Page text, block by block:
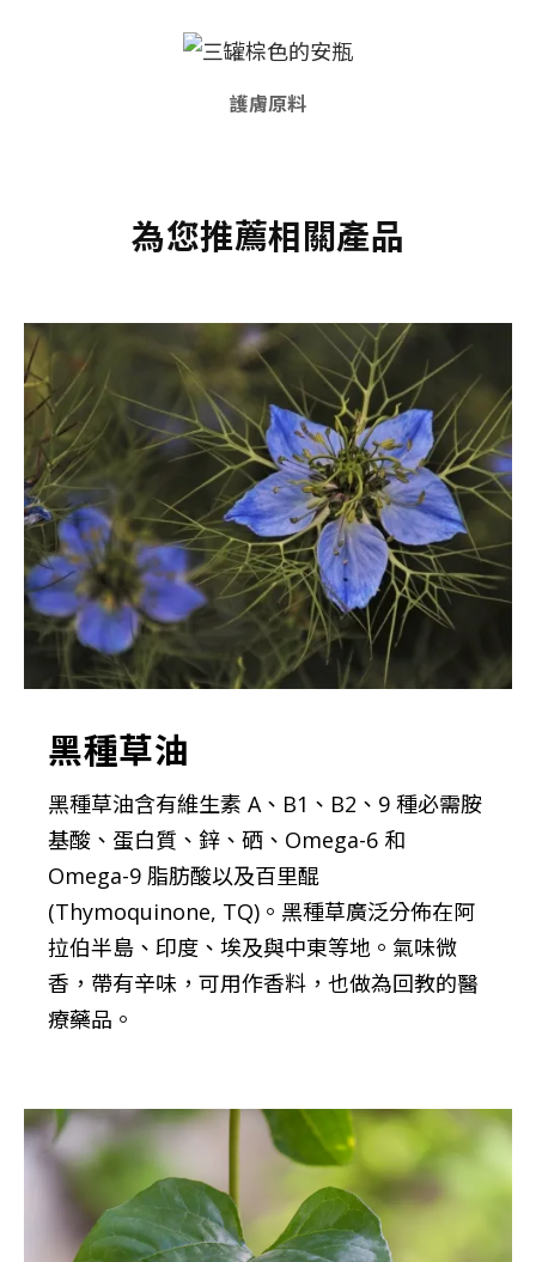
護膚原料
為您推薦相關產品
黑種草油
黑種草油含有維生素 A、B1、B2、9 種必需胺
基酸、蛋白質、鋅、硒、Omega-6 和
Omega-9 脂肪酸以及百里醌
(Thymoquinone, TQ)。黑種草廣泛分佈在阿
拉伯半島、印度、埃及與中東等地。氣味微
香，帶有辛味，可用作香料，也做為回教的醫
療藥品。